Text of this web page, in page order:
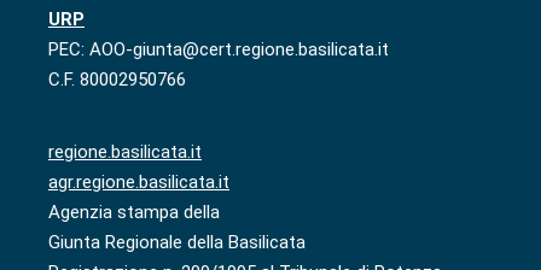
URP
PEC: AOO-giunta@cert.regione.basilicata.it
C.F. 80002950766
regione.basilicata.it
agr.regione.basilicata.it
Agenzia stampa della
Giunta Regionale della Basilicata